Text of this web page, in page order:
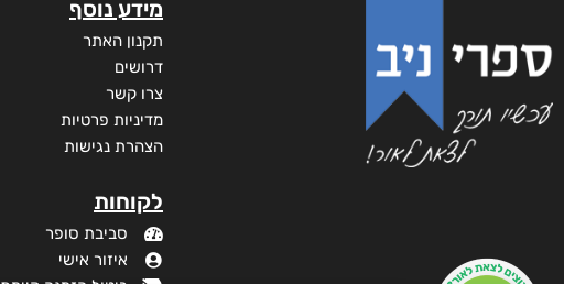
מידע נוסף
תקנון האתר
דרושים
צרו קשר
מדיניות פרטיות
הצהרת נגישות
לקוחות
סביבת סופר
איזור אישי